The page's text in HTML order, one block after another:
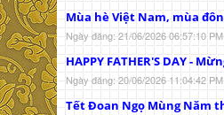
Mùa hè Việt Nam, mùa
Ngày đăng: 21/06/2026 06:57:10 PM
HAPPY FATHER'S DAY -
Ngày đăng: 20/06/2026 11:04:42 PM
Tết Đoan Ngọ Mùng Năm